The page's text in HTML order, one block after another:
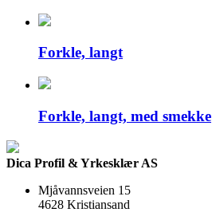
Forkle, langt
Forkle, langt, med smekke
Dica Profil & Yrkesklær AS
Mjåvannsveien 15
4628 Kristiansand